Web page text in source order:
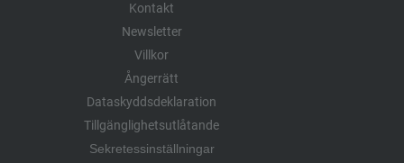
Kontakt
Newsletter
Villkor
Ångerrätt
Dataskyddsdeklaration
Tillgänglighetsutlåtande
Sekretessinställningar